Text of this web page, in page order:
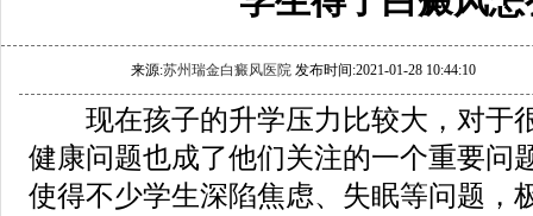
来源:苏州瑞金白癜风医院 发布时间:2021-01-28 10:44:10
现在孩子的升学压力比较大，对于
健康问题也成了他们关注的一个重要问
使得不少学生深陷焦虑、失眠等问题，